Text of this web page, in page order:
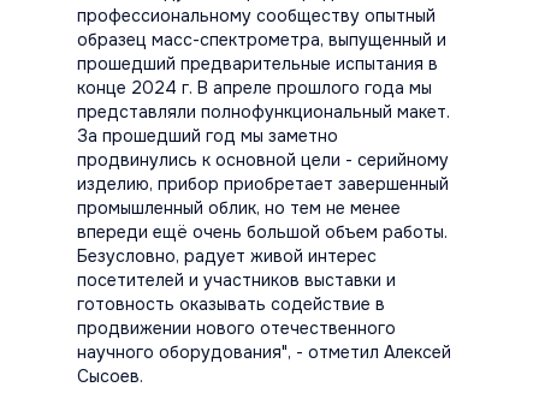
профессиональному сообществу опытный
образец масс-спектрометра, выпущенный и
прошедший предварительные испытания в
конце 2024 г. В апреле прошлого года мы
представляли полнофункциональный макет.
За прошедший год мы заметно
продвинулись к основной цели - серийному
изделию, прибор приобретает завершенный
промышленный облик, но тем не менее
впереди ещё очень большой объем работы.
Безусловно, радует живой интерес
посетителей и участников выставки и
готовность оказывать содействие в
продвижении нового отечественного
научного оборудования", - отметил Алексей
Сысоев.